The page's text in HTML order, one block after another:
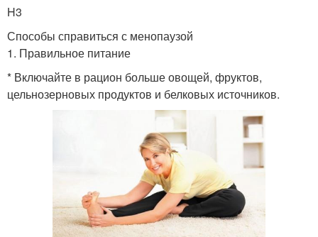
H3
Способы справиться с менопаузой
1. Правильное питание
* Включайте в рацион больше овощей, фруктов,
цельнозерновых продуктов и белковых источников.